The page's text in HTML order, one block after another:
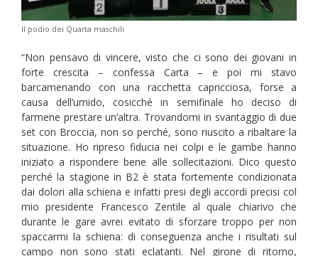
Il podio dei Quarta maschili
“Non pensavo di vincere, visto che ci sono dei giovani in
forte crescita – confessa Carta – e poi mi stavo
barcamenando con una racchetta capricciosa, forse a
causa dell’umido, cosicché in semifinale ho deciso di
farmene prestare un’altra. Trovandomi in svantaggio di due
set con Broccia, non so perché, sono riuscito a ribaltare la
situazione. Ho ripreso fiducia nei colpi e le gambe hanno
iniziato a rispondere bene alle sollecitazioni. Dico questo
perché la stagione in B2 è stata fortemente condizionata
dai dolori alla schiena e infatti presi degli accordi precisi col
mio presidente Francesco Zentile al quale chiarivo che
durante le gare avrei evitato di sforzare troppo per non
spaccarmi la schiena: di conseguenza anche i risultati sul
campo non sono stati eclatanti. Nel girone di ritorno,